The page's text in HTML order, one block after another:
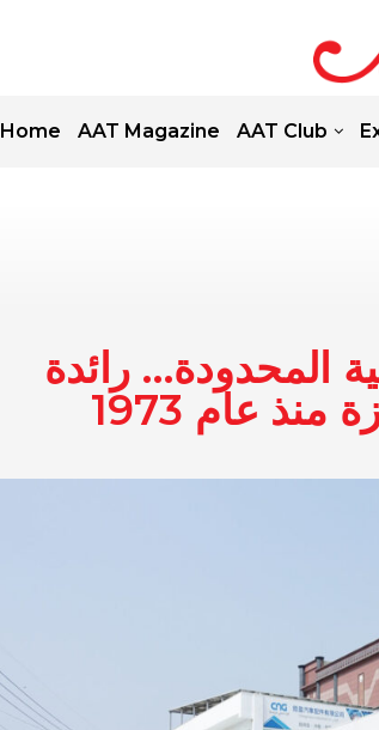
Home AAT Magazine AAT Club
المحدودة… رائدة
عام 1973